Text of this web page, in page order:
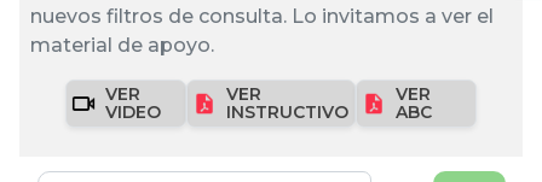
nuevos filtros de consulta. Lo invitamos a ver el
material de apoyo.
VER
VIDEO
VER
INSTRUCTIVO
VER
ABC